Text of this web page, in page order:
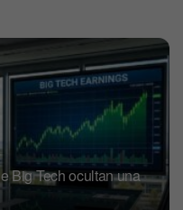
Big Tech ocultan una